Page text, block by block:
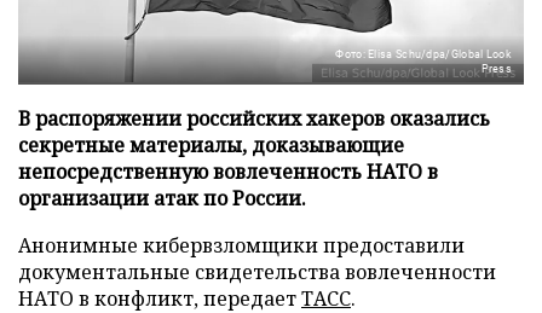
Фото: Elisa Schu/dpa/Global Look
Press
В распоряжении российских хакеров оказались
секретные материалы, доказывающие
непосредственную вовлеченность НАТО в
организации атак по России.
Анонимные кибервзломщики предоставили
документальные свидетельства вовлеченности
НАТО в конфликт, передаетТАСС.